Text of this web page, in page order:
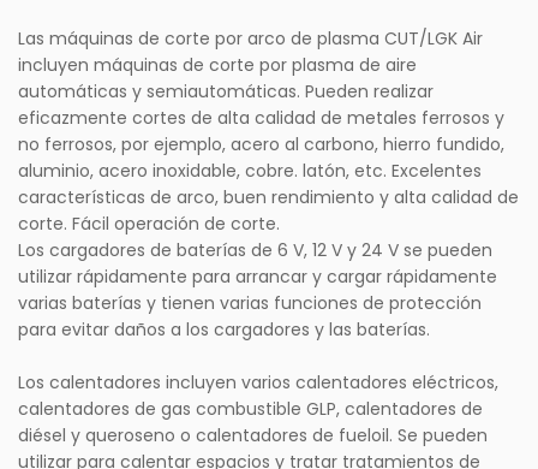
Las máquinas de corte por arco de plasma CUT/LGK Air
incluyen máquinas de corte por plasma de aire
automáticas y semiautomáticas. Pueden realizar
eficazmente cortes de alta calidad de metales ferrosos y
no ferrosos, por ejemplo, acero al carbono, hierro fundido,
aluminio, acero inoxidable, cobre. latón, etc. Excelentes
características de arco, buen rendimiento y alta calidad de
corte. Fácil operación de corte.
Los cargadores de baterías de 6 V, 12 V y 24 V se pueden
utilizar rápidamente para arrancar y cargar rápidamente
varias baterías y tienen varias funciones de protección
para evitar daños a los cargadores y las baterías.
Los calentadores incluyen varios calentadores eléctricos,
calentadores de gas combustible GLP, calentadores de
diésel y queroseno o calentadores de fueloil. Se pueden
utilizar para calentar espacios y tratar tratamientos de